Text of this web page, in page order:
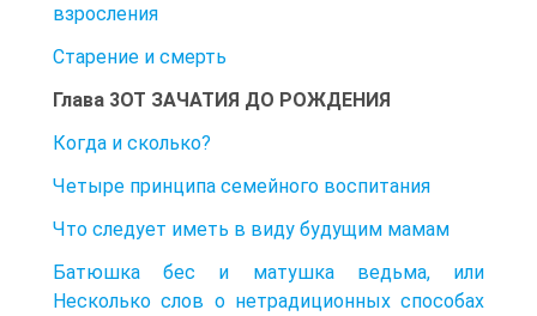
взросления
Старение и смерть
Глава 3ОТ ЗАЧАТИЯ ДО РОЖДЕНИЯ
Когда и сколько?
Четыре принципа семейного воспитания
Что следует иметь в виду будущим мамам
Батюшка бес и матушка ведьма, или
Несколько слов о нетрадиционных способах